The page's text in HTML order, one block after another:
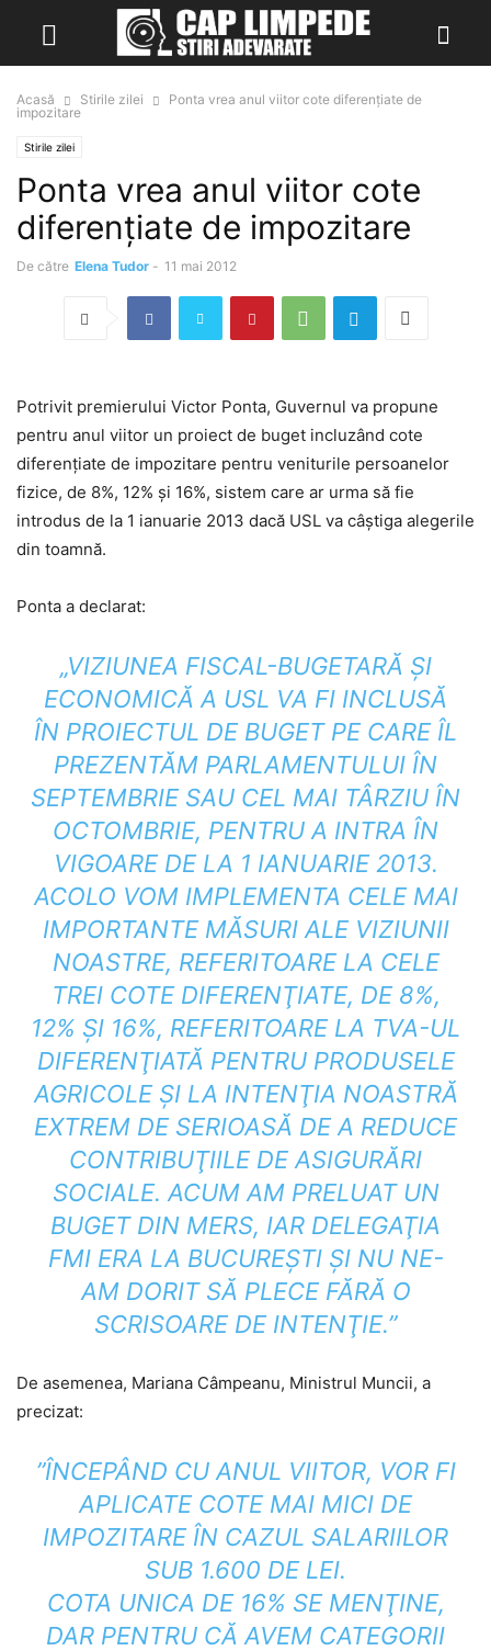
Acasă Stirile zilei
Ponta vrea anul viitor cote diferenţiate de
impozitare
Stirile zilei
Ponta vrea anul viitor cote
diferenţiate de impozitare
De către Elena Tudor - 11 mai 2012
Potrivit premierului Victor Ponta, Guvernul va propune
pentru anul viitor un proiect de buget incluzând cote
diferenţiate de impozitare pentru veniturile persoanelor
fizice, de 8%, 12% şi 16%, sistem care ar urma să fie
introdus de la 1 ianuarie 2013 dacă USL va câştiga alegerile
din toamnă.
Ponta a declarat:
„VIZIUNEA FISCAL-BUGETARĂ ŞI
ECONOMICĂ A USL VA FI INCLUSĂ
ÎN PROIECTUL DE BUGET PE CARE ÎL
PREZENTĂM PARLAMENTULUI ÎN
SEPTEMBRIE SAU CEL MAI TÂRZIU ÎN
OCTOMBRIE, PENTRU A INTRA ÎN
VIGOARE DE LA 1 IANUARIE 2013.
ACOLO VOM IMPLEMENTA CELE MAI
IMPORTANTE MĂSURI ALE VIZIUNII
NOASTRE, REFERITOARE LA CELE
TREI COTE DIFERENŢIATE, DE 8%,
12% ŞI 16%, REFERITOARE LA TVA-UL
DIFERENŢIATĂ PENTRU PRODUSELE
AGRICOLE ŞI LA INTENŢIA NOASTRĂ
EXTREM DE SERIOASĂ DE A REDUCE
CONTRIBUŢIILE DE ASIGURĂRI
SOCIALE. ACUM AM PRELUAT UN
BUGET DIN MERS, IAR DELEGAŢIA
FMI ERA LA BUCUREŞTI ŞI NU NE-
AM DORIT SĂ PLECE FĂRĂ O
SCRISOARE DE INTENŢIE.”
De asemenea, Mariana Câmpeanu, Ministrul Muncii, a
precizat:
”ÎNCEPÂND CU ANUL VIITOR, VOR FI
APLICATE COTE MAI MICI DE
IMPOZITARE ÎN CAZUL SALARIILOR
SUB 1.600 DE LEI.
COTA UNICA DE 16% SE MENŢINE,
DAR PENTRU CĂ AVEM CATEGORII